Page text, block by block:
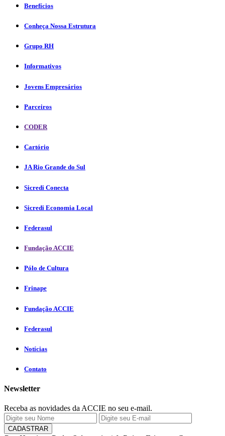
Benefícios
Conheça Nossa Estrutura
Grupo RH
Informativos
Jovens Empresários
Parceiros
CODER
Cartório
JA Rio Grande do Sul
Sicredi Conecta
Sicredi Economia Local
Federasul
Fundação ACCIE
Pólo de Cultura
Frinape
Fundação ACCIE
Federasul
Notícias
Contato
Newsletter
Receba as novidades da ACCIE no seu e-mail.